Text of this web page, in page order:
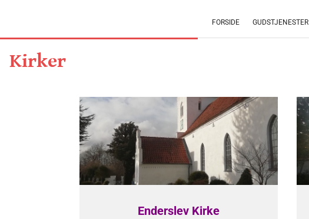
FORSIDE GUDSTJENESTER
Kirker
Enderslev Kirke